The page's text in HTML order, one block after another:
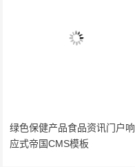
绿色保健产品食品资讯门户响
应式帝国CMS模板